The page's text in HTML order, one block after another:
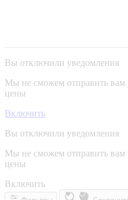
Вы отключили уведомления
Мы не сможем отправить вам
цены
Включить
Вы отключили уведомления
Мы не сможем отправить вам
цены
Включить